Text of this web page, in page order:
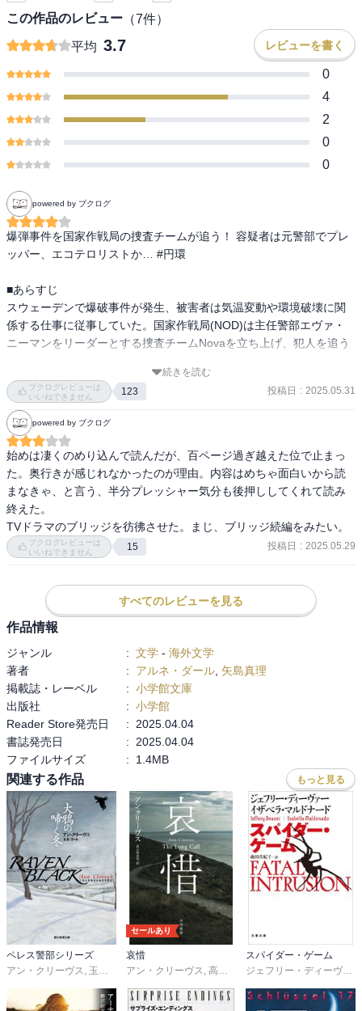
行予告の手紙が届いていたのだ。
エヴァは、立ち上げられた特捜班Novaの曲者たちを率いて事件の
捜査にあたり、第３の事件を警戒しながらフリセルを追うが――。
『時計仕掛けの歪んだ罠』で翻訳ミステリファンの度肝を抜いた、
北欧ミステリ界のトップランナーが贈る驚愕の新シリーズ、ここに
この作品のレビュー （7件）
平均 3.7 レビューを書く
0
4
2
0
0
powered by ブクログ
爆弾事件を国家作戦局の捜査チームが追う！ 容疑者は元警部でプレ
ッパー、エコテロリストか… #円環
■あらすじ
スウェーデンで爆破事件が発生、被害者は気温変動や環境破壊に関
係する仕事に従事していた。国家作戦局(NOD)は主任警部エヴァ・
ニーマンをリーダーとする捜査チームNovaを立ち上げ、犯人を追う
エヴァの元に犯行声明の手紙が届くのだが、見覚えがある言い回し
を見つけた。それは、かつてNODの元警部ルーカス・フリセルがよ
く使う言い回しだったのだ…
■きっと読みたくなるレビュー
エコテロリストって、日本ではあまり馴染みがないですよね。世界
一環境への意識がたかいスウェーデンならではですね。
私も最近は環境のことを考え、必ずエコバックを持ち歩くようにし
てるんですよ、えらいでしょ。でも近くのコンビニに行くのですら
さて本作は爆弾魔を特殊捜査チームが追うというありそうなストー
リー。しかしなんと容疑者フリセルは元NODの刑事なんです。しか
も現チームリーダーのエヴァの元上司にあたるという。果たしてフ
リセルは犯人なのか…
序盤がいきなり読みどころなんですよね～。どうなるどうなるっ
て、いきなりサスペンススリラーモード。チームNovaの面々が森の
中に侵入し、フリセルの住処にアタックするのですが… もう目が離
せない！ 中盤以降どんな展開になっていくかは、もう言えません。
ぜひ実際の読んでみてください。
本作は場面や会話が次々と切りかわる三人称視点で進行します。ス
ピーディーなエンタメを描くのがお上手でまるで海外の刑事ドラマ
を観ているようなんすよね。読んでると止まらなくなっちゃう。
そしてなんといってもチームNovaメンバーがイイ！
女性ながらも指導力があるリーダーのエヴァ、その同僚であり親友
のソーニャ。家族の不幸から価値観の変わったアンカン、移民で努
力家のサルワニ、家族を愛するアントン。生き様や価値観や少しず
だよね。何よりチームワークがいいんですよ、あらためて仕事仲間
続きを読む
ブクログレビューは
いいねできません
123 投稿日 : 2025.05.31
powered by ブクログ
始めは凄くのめり込んで読んだが、百ページ過ぎ越えた位で止まっ
た。奥行きが感じれなかったのが理由。内容はめちゃ面白いから読
まなきゃ、と言う、半分プレッシャー気分も後押ししてくれて読み
終えた。
TVドラマのブリッジを彷彿させた。まじ、ブリッジ続編をみたい。
ブクログレビューは
いいねできません
15 投稿日 : 2025.05.29
すべてのレビューを見る
作品情報
ジャンル : 文学 - 海外文学
著者
: アルネ・ダール 矢島真理
掲載誌・レーベル
: 小学館文庫
出版社
: 小学館
Reader Store発売日
:
2025.04.04
書誌発売日
:
2025.04.04
ファイルサイズ
: 1.4MB
関連する作品 もっと見る
ペレス警部シリーズ
アン・クリーヴス, 玉木亨
セールあり
哀惜
アン・クリーヴス, 高山真由美
スパイダー・ゲーム
ジェフリー・ディーヴァー